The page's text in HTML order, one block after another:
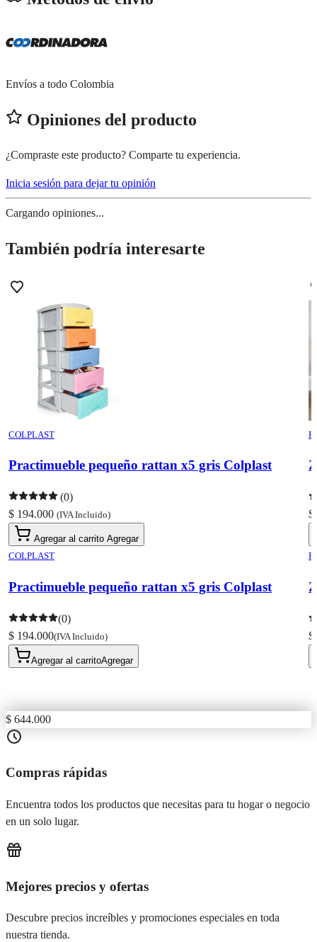
Envíos a todo Colombia
Opiniones del producto
¿Compraste este producto? Comparte tu experiencia.
Inicia sesión para dejar tu opinión
Cargando opiniones...
También podría interesarte
COLPLAST
Practimueble pequeño rattan x5 gris Colplast
(0)
$ 194.000 (IVA Incluido)
Agregar al carrito Agregar
COLPLAST
Practimueble pequeño rattan x5 gris Colplast
(0)
$ 194.000(IVA Incluido)
Agregar al carritoAgregar
$
$
$ 644.000
Compras rápidas
Encuentra todos los productos que necesitas para tu hogar o negocio
en un solo lugar.
Mejores precios y ofertas
Descubre precios increíbles y promociones especiales en toda
nuestra tienda.